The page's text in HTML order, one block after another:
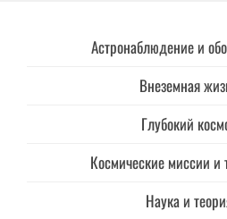
Астронаблюдение и
Внеземная
Глубокий
Космические миссии и
Наука и